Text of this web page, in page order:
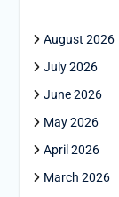
August 2026
July 2026
June 2026
May 2026
April 2026
March 2026